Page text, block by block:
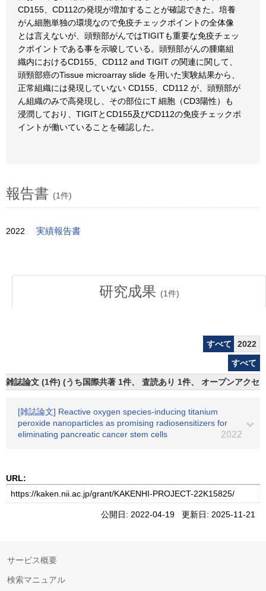
CD155、CD112の発現が増加することが確認できた。培養
がん細胞単独の環境なので免疫チェックポイントの全体像
とは言えないが、頭頸部がんではTIGITも重要な免疫チェッ
クポイントである事を示唆している。頭頸部がんの腫瘍組
織内におけるCD155、CD112 and TIGIT の関連に関して、
頭頸部癌のTissue microarray slide を用いた実験結果から、
正常組織には発現していない CD155、CD112 が、頭頸部が
ん組織のみで高発現し、その部位にT 細胞（CD3陽性）も
浸潤しており、TIGITとCD155及びCD112の免疫チェックポ
イントが働いていることを確認した。
報告書 (1件)
2022 実績報告書
研究成果 (1件)
すべて
2022
すべて
雑誌論文 (1件) (うち国際共著 1件、 査読あり 1件、 オープンアクセ
[雑誌論文] Reactive oxygen species-inducing titanium
peroxide nanoparticles as promising radiosensitizers for
eliminating pancreatic cancer stem cells
2022
URL:
公開日: 2022-04-19 更新日: 2025-11-21
サービス概要
検索マニュアル